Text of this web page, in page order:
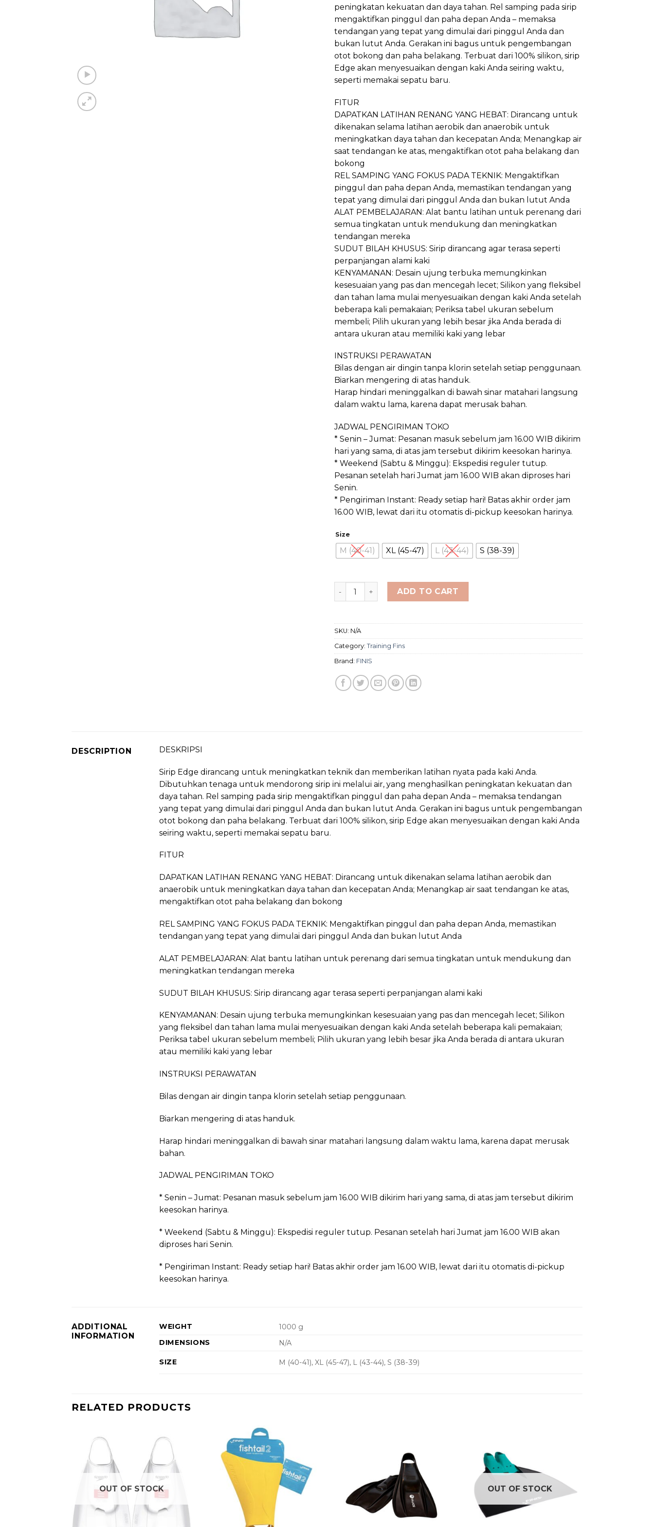
peningkatan kekuatan dan daya tahan. Rel samping pada sirip
mengaktifkan pinggul dan paha depan Anda – memaksa
tendangan yang tepat yang dimulai dari pinggul Anda dan
bukan lutut Anda. Gerakan ini bagus untuk pengembangan
otot bokong dan paha belakang. Terbuat dari 100% silikon, sirip
Edge akan menyesuaikan dengan kaki Anda seiring waktu,
seperti memakai sepatu baru.
FITUR
DAPATKAN LATIHAN RENANG YANG HEBAT: Dirancang untuk
dikenakan selama latihan aerobik dan anaerobik untuk
meningkatkan daya tahan dan kecepatan Anda; Menangkap air
saat tendangan ke atas, mengaktifkan otot paha belakang dan
bokong
REL SAMPING YANG FOKUS PADA TEKNIK: Mengaktifkan
pinggul dan paha depan Anda, memastikan tendangan yang
tepat yang dimulai dari pinggul Anda dan bukan lutut Anda
ALAT PEMBELAJARAN: Alat bantu latihan untuk perenang dari
semua tingkatan untuk mendukung dan meningkatkan
tendangan mereka
SUDUT BILAH KHUSUS: Sirip dirancang agar terasa seperti
perpanjangan alami kaki
KENYAMANAN: Desain ujung terbuka memungkinkan
kesesuaian yang pas dan mencegah lecet; Silikon yang fleksibel
dan tahan lama mulai menyesuaikan dengan kaki Anda setelah
beberapa kali pemakaian; Periksa tabel ukuran sebelum
membeli; Pilih ukuran yang lebih besar jika Anda berada di
antara ukuran atau memiliki kaki yang lebar
INSTRUKSI PERAWATAN
Bilas dengan air dingin tanpa klorin setelah setiap penggunaan.
Biarkan mengering di atas handuk.
Harap hindari meninggalkan di bawah sinar matahari langsung
dalam waktu lama, karena dapat merusak bahan.
JADWAL PENGIRIMAN TOKO
* Senin – Jumat: Pesanan masuk sebelum jam 16.00 WIB dikirim
hari yang sama, di atas jam tersebut dikirim keesokan harinya.
* Weekend (Sabtu & Minggu): Ekspedisi reguler tutup.
Pesanan setelah hari Jumat jam 16.00 WIB akan diproses hari
Senin.
* Pengiriman Instant: Ready setiap hari! Batas akhir order jam
16.00 WIB, lewat dari itu otomatis di-pickup keesokan harinya.
Size
M (40-41) XL (45-47) L (43-44) S (38-39)
Finis Edge Fins Yellow (Sepatu Katak Kecepatan/Power Fin) quantity
ADD TO CART
SKU: N/A
Category: Training Fins
Brand: FINIS
DESCRIPTION DESKRIPSI
Sirip Edge dirancang untuk meningkatkan teknik dan memberikan latihan nyata pada kaki Anda.
Dibutuhkan tenaga untuk mendorong sirip ini melalui air, yang menghasilkan peningkatan kekuatan dan
daya tahan. Rel samping pada sirip mengaktifkan pinggul dan paha depan Anda – memaksa tendangan
yang tepat yang dimulai dari pinggul Anda dan bukan lutut Anda. Gerakan ini bagus untuk pengembangan
otot bokong dan paha belakang. Terbuat dari 100% silikon, sirip Edge akan menyesuaikan dengan kaki Anda
seiring waktu, seperti memakai sepatu baru.
FITUR
DAPATKAN LATIHAN RENANG YANG HEBAT: Dirancang untuk dikenakan selama latihan aerobik dan
anaerobik untuk meningkatkan daya tahan dan kecepatan Anda; Menangkap air saat tendangan ke atas,
mengaktifkan otot paha belakang dan bokong
REL SAMPING YANG FOKUS PADA TEKNIK: Mengaktifkan pinggul dan paha depan Anda, memastikan
tendangan yang tepat yang dimulai dari pinggul Anda dan bukan lutut Anda
ALAT PEMBELAJARAN: Alat bantu latihan untuk perenang dari semua tingkatan untuk mendukung dan
meningkatkan tendangan mereka
SUDUT BILAH KHUSUS: Sirip dirancang agar terasa seperti perpanjangan alami kaki
KENYAMANAN: Desain ujung terbuka memungkinkan kesesuaian yang pas dan mencegah lecet; Silikon
yang fleksibel dan tahan lama mulai menyesuaikan dengan kaki Anda setelah beberapa kali pemakaian;
Periksa tabel ukuran sebelum membeli; Pilih ukuran yang lebih besar jika Anda berada di antara ukuran
atau memiliki kaki yang lebar
INSTRUKSI PERAWATAN
Bilas dengan air dingin tanpa klorin setelah setiap penggunaan.
Biarkan mengering di atas handuk.
Harap hindari meninggalkan di bawah sinar matahari langsung dalam waktu lama, karena dapat merusak
bahan.
JADWAL PENGIRIMAN TOKO
* Senin – Jumat: Pesanan masuk sebelum jam 16.00 WIB dikirim hari yang sama, di atas jam tersebut dikirim
keesokan harinya.
* Weekend (Sabtu & Minggu): Ekspedisi reguler tutup. Pesanan setelah hari Jumat jam 16.00 WIB akan
diproses hari Senin.
* Pengiriman Instant: Ready setiap hari! Batas akhir order jam 16.00 WIB, lewat dari itu otomatis di-pickup
keesokan harinya.
ADDITIONAL
INFORMATION
WEIGHT
1000 g
DIMENSIONS
N/A
SIZE M (40-41), XL (45-47), L (43-44), S (38-39)
RELATED PRODUCTS
OUT OF STOCK OUT OF STOCK